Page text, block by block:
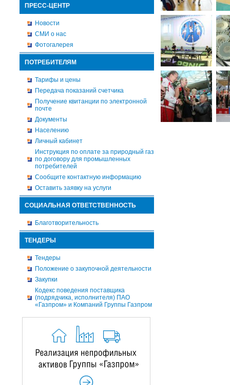
ПРЕСС-ЦЕНТР
Новости
СМИ о нас
Фотогалерея
ПОТРЕБИТЕЛЯМ
Тарифы и цены
Передача показаний счетчика
Получение квитанции по электронной
почте
Документы
Населению
Личный кабинет
Инструкция по оплате за природный газ
по договору для промышленных
потребителей
Сообщите контактную информацию
Оставить заявку на услуги
СОЦИАЛЬНАЯ ОТВЕТСТВЕННОСТЬ
Благотворительность
ТЕНДЕРЫ
Тендеры
Положение о закупочной деятельности
Закупки
Кодекс поведения поставщика
(подрядчика, исполнителя) ПАО
«Газпром» и Компаний Группы Газпром